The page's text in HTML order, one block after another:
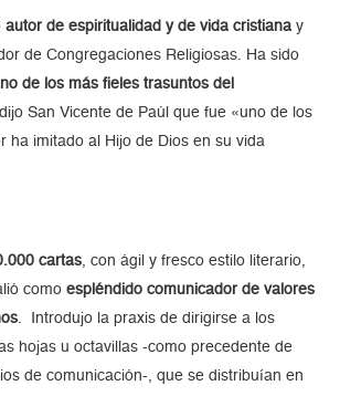
autor de espiritualidad y de vida cristiana y
de Congregaciones Religiosas. Ha sido
de los más fieles trasuntos del
San Vicente de Paúl que fue «uno de los
ha imitado al Hijo de Dios en su vida
cartas, con ágil y fresco estilo literario,
comoespléndido comunicador de valores
. Introdujo la praxis de dirigirse a los
hojas u octavillas -como precedente de
de comunicación-, que se distribuían en